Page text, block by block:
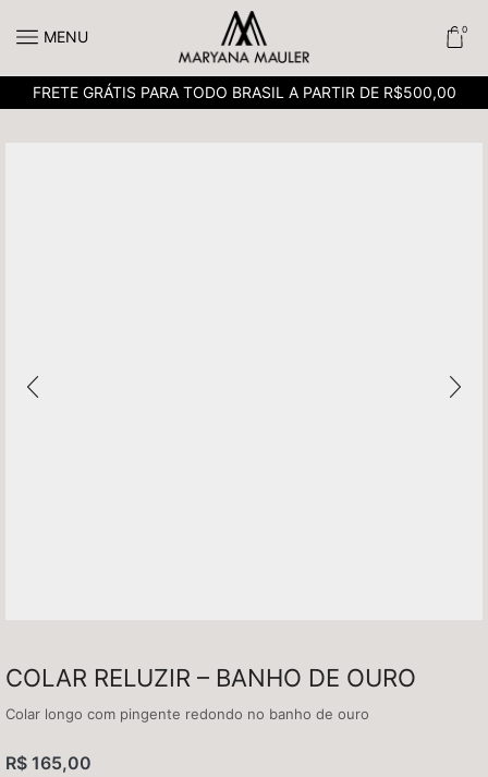
MENU 0
FRETE GRÁTIS PARA TODO BRASIL A PARTIR DE R$500,00
COLAR RELUZIR – BANHO DE OURO
Colar longo com pingente redondo no banho de ouro
R$ 165,00